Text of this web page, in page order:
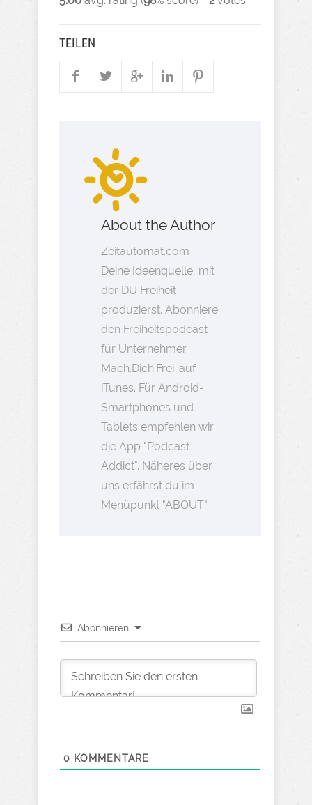
TEILEN
About the Author
Zeitautomat.com -
Deine Ideenquelle, mit
der DU Freiheit
produzierst. Abonniere
den Freiheitspodcast
für Unternehmer
Mach.Dich.Frei. auf
iTunes. Für Android-
Smartphones und -
Tablets empfehlen wir
die App "Podcast
Addict". Näheres über
uns erfährst du im
Menüpunkt "ABOUT".
Abonnieren
0 KOMMENTARE